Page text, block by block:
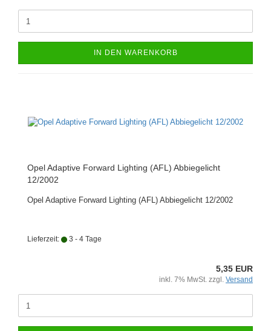
IN DEN WARENKORB
Opel Adaptive Forward Lighting (AFL) Abbiegelicht
12/2002
Opel Adaptive Forward Lighting (AFL) Abbiegelicht 12/2002
Lieferzeit: 3 - 4 Tage
5,35 EUR
inkl. 7% MwSt. zzgl. Versand